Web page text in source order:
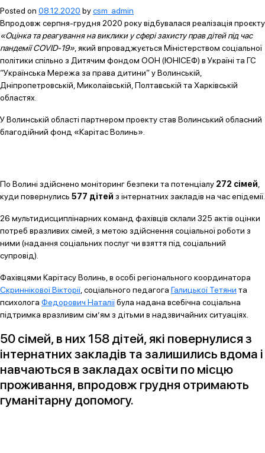
Posted on 08.12.2020 bycsm_admin
Впродовж серпня-грудня 2020 року відбувалася реалізація проєкту
«Оцінка та реагування на виклики у сфері захисту прав дітей під час
пандемії COVID-19» , який впроваджується Міністерством соціальної
політики спільно з Дитячим фондом ООН (ЮНІСЕФ) в Україні та ГС
“Українська Мережа за права дитини” у Волинській,
Дніпропетровській, Миколаївській, Полтавській та Харківській
областях.
У Волинській області партнером проекту став Волинський обласний
благодійний фонд «Карітас Волинь».
По Волині здійснено моніторинг безпеки та потенціалу 272 сімей
куди повернулись 577 дітей з інтернатних закладів на час епідемії.
26 мультидисциплінарних команд фахівців склали 325 актів оцінки
потреб вразливих сімей, з метою здійснення соціальної роботи з
ними (надання соціальних послуг чи взяття під соціальний
супровід).
Фахівцями Карітасу Волинь, в особі регіонального координатора
Скриннікової Вікторії , соціального педагога Галицької Тетяни та
психолога Федорович Наталіїбула надана всебічна соціальна
підтримка вразливим сім’ям з дітьми в надзвичайних ситуаціях.
50 сімей, в них 158 дітей, які повернулися з
інтернатних закладів та залишились вдома і
навчаються в закладах освіти по місцю
проживання, впродовж грудня отримають
гуманітарну допомогу.